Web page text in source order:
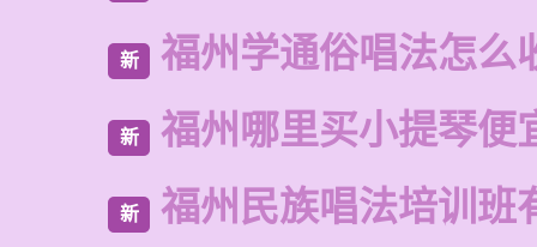
新 福州学通俗唱法怎么
新 福州哪里买小提琴便
新 福州民族唱法培训班